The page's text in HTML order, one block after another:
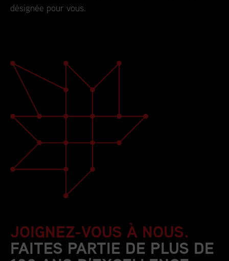
désignée pour vous.
JOIGNEZ-VOUS À NOUS.
FAITES PARTIE DE PLUS DE